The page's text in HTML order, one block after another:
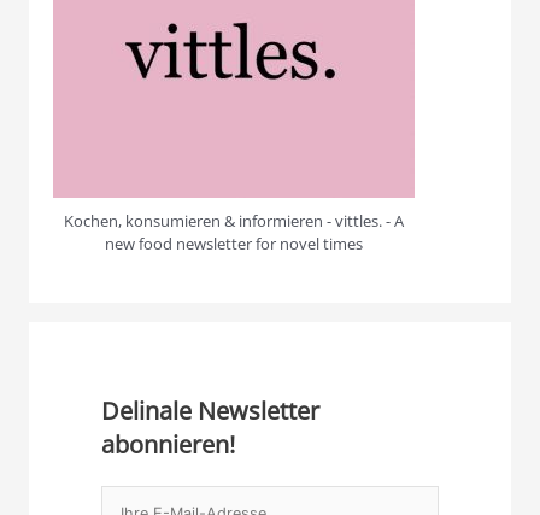
Kochen, konsumieren & informieren - vittles. - A
new food newsletter for novel times
Delinale Newsletter
abonnieren!